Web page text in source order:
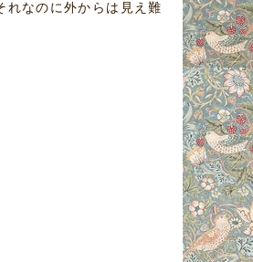
れなのに外からは見え難